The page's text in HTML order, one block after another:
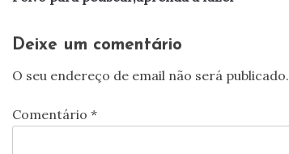
artigos
Deixe um comentário
O seu endereço de email não será publicado.
Comentário *